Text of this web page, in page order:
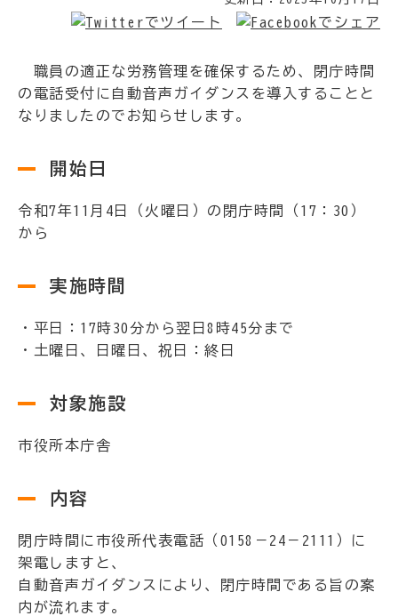
職員の適正な労務管理を確保するため、閉庁時間
の電話受付に自動音声ガイダンスを導入することと
なりましたのでお知らせします。
開始日
令和7年11月4日（火曜日）の閉庁時間（17：30）
から
実施時間
・平日：17時30分から翌日8時45分まで
・土曜日、日曜日、祝日：終日
対象施設
市役所本庁舎
内容
閉庁時間に市役所代表電話（0158－24－2111）に
架電しますと、
自動音声ガイダンスにより、閉庁時間である旨の案
内が流れます。